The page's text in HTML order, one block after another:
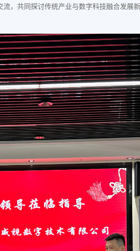
流，共同探讨传统产业与数字科技融合发展